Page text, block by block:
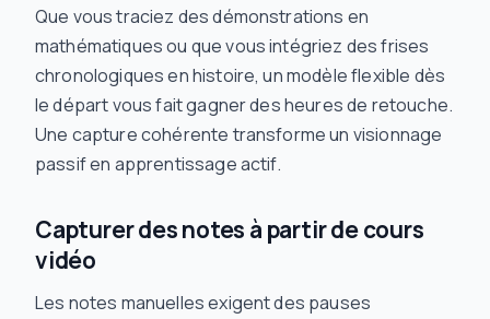
Que vous traciez des démonstrations en
mathématiques ou que vous intégriez des frises
chronologiques en histoire, un modèle flexible dès
le départ vous fait gagner des heures de retouche.
Une capture cohérente transforme un visionnage
passif en apprentissage actif.
Capturer des notes à partir de cours
vidéo
Les notes manuelles exigent des pauses